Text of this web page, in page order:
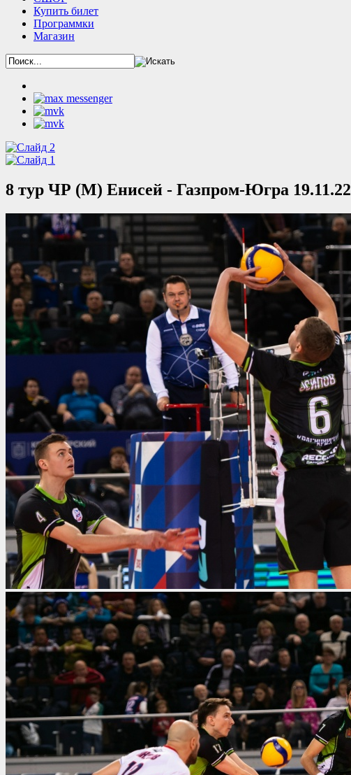
Купить билет
Программки
Магазин
8 тур ЧР (М) Енисей - Газпром-Югра 19.11.22